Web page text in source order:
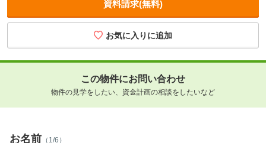
資料請求(無料)
お気に入りに追加
この物件にお問い合わせ
物件の見学をしたい、資金計画の相談をしたいなど
お名前 （1/6）